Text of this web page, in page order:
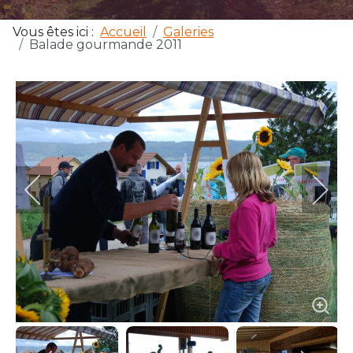
Vous êtes ici : Accueil
Galeries
Balade gourmande 2011